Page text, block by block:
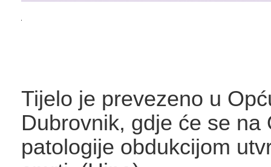
Tijelo je prevezeno u
Dubrovnik, gdje će se na
patologije obdukcijom